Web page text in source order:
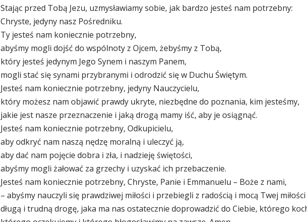
Stając przed Tobą Jezu, uzmysławiamy sobie, jak bardzo jesteś nam potrzebny:
Chryste, jedyny nasz Pośredniku.
Ty jesteś nam koniecznie potrzebny,
abyśmy mogli dojść do wspólnoty z Ojcem, żebyśmy z Tobą,
który jesteś jedynym Jego Synem i naszym Panem,
mogli stać się synami przybranymi i odrodzić się w Duchu Świętym.
Jesteś nam koniecznie potrzebny, jedyny Nauczycielu,
który możesz nam objawić prawdy ukryte, niezbędne do poznania, kim jesteśmy,
jakie jest nasze przeznaczenie i jaką drogą mamy iść, aby je osiągnąć.
Jesteś nam koniecznie potrzebny, Odkupicielu,
aby odkryć nam naszą nędzę moralną i uleczyć ją,
aby dać nam pojęcie dobra i zła, i nadzieję świętości,
abyśmy mogli żałować za grzechy i uzyskać ich przebaczenie.
Jesteś nam koniecznie potrzebny, Chryste, Panie i Emmanuelu – Boże z nami,
– abyśmy nauczyli się prawdziwej miłości i przebiegli z radością i mocą Twej miłości
długą i trudną drogę, jaka ma nas ostatecznie doprowadzić do Ciebie, którego